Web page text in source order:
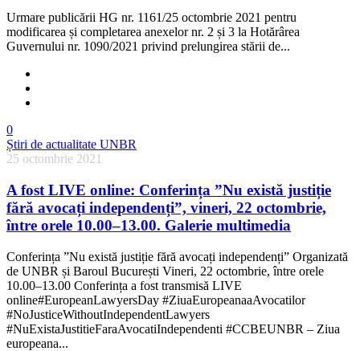
Urmare publicării HG nr. 1161/25 octombrie 2021 pentru
modificarea și completarea anexelor nr. 2 și 3 la Hotărârea
Guvernului nr. 1090/2021 privind prelungirea stării de...
0
Știri de actualitate UNBR
25 octombrie 2021
A fost LIVE online: Conferința ”Nu există justiție
fără avocați independenți”, vineri, 22 octombrie,
între orele 10.00–13.00. Galerie multimedia
Conferința ”Nu există justiție fără avocați independenți” Organizată
de UNBR și Baroul București Vineri, 22 octombrie, între orele
10.00–13.00 Conferința a fost transmisă LIVE
online#EuropeanLawyersDay #ZiuaEuropeanaaAvocatilor
#NoJusticeWithoutIndependentLawyers
#NuExistaJustitieFaraAvocatiIndependenti #CCBEUNBR – Ziua
europeana...